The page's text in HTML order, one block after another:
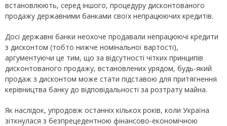
встановлюють, серед іншого, процедуру дисконтованого
продажу державними банками своїх непрацюючих кредитів.
Досі державні банки неохоче продавали непрацюючі кредити
з дисконтом (тобто нижче номінальної вартості),
аргументуючи це тим, що за відсутності чітких принципів
дисконтованого продажу, встановлених урядом, будь-який
продаж з дисконтом може стати підставою для притягнення
керівництва банку до відповідальності за розтрату майна.
Як наслідок, упродовж останніх кількох років, коли Україна
зіткнулася з безпрецедентною фінансово-економічною